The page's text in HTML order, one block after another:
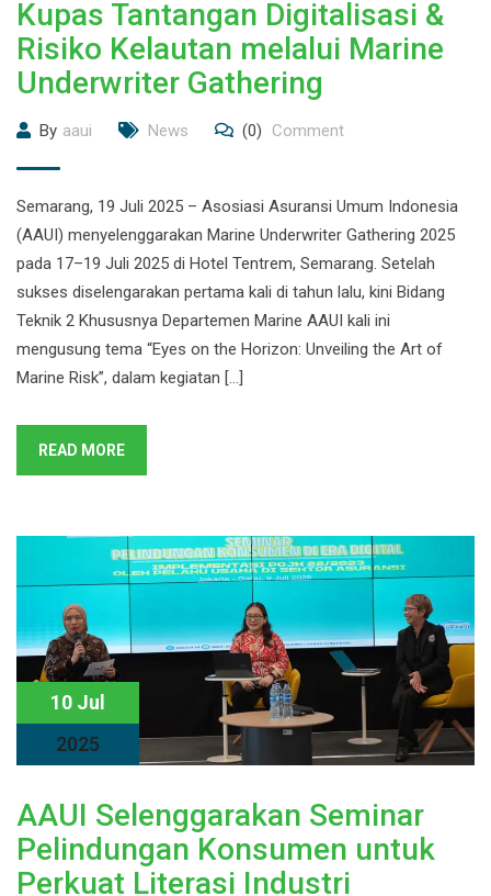
Kupas Tantangan Digitalisasi &
Risiko Kelautan melalui Marine
Underwriter Gathering
By aaui News (0) Comment
Semarang, 19 Juli 2025 – Asosiasi Asuransi Umum Indonesia
(AAUI) menyelenggarakan Marine Underwriter Gathering 2025
pada 17–19 Juli 2025 di Hotel Tentrem, Semarang. Setelah
sukses diselengarakan pertama kali di tahun lalu, kini Bidang
Teknik 2 Khususnya Departemen Marine AAUI kali ini
mengusung tema “Eyes on the Horizon: Unveiling the Art of
Marine Risk”, dalam kegiatan […]
READ MORE
10 Jul
2025
AAUI Selenggarakan Seminar
Pelindungan Konsumen untuk
Perkuat Literasi Industri